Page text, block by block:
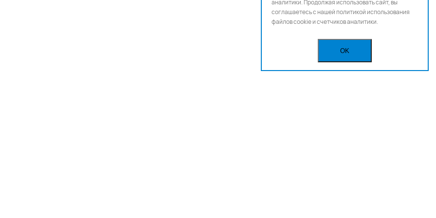
аналитики. Продолжая использовать сайт, вы
соглашаетесь с нашейполитикой использования
файлов cookie и счетчиков аналитики.
OK